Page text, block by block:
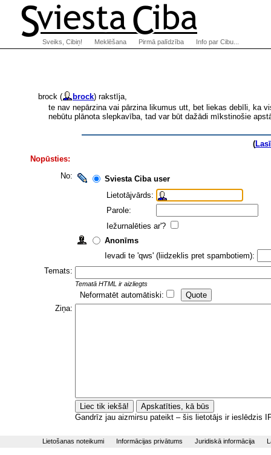
brock ( brock) rakstīja,
te nav nepārzina vai pārzina likumus utt, bet liekas debīli, ka
nebūtu plānota slepkavība, tad var būt dažādi mīkstinošie
(
Nopūsties:
No:
Sviesta Ciba user
Lietotājvārds:
Parole:
Iežurnalēties ar'?
Anonīms
Ievadi te 'qws' (liidzeklis pret spambotiem):
Temats:
Tematā HTML ir aizliegts
Neformatēt automātiski:
Ziņa:
Gandrīz jau aizmirsu pateikt – šis lietotājs ir ieslēdzis
Sveiks, Cibiņ! Meklēšana Pirmā palīdzība Info par Cibu...
Lietošanas noteikumi Informācijas privātums Juridiskā informācija